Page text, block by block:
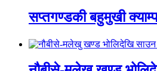
सप्तगण्डकी बहुमुखी